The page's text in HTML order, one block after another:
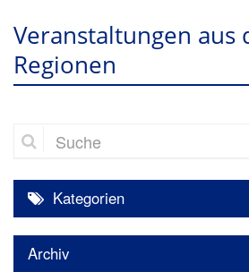
Veranstaltungen aus
Regionen
Suche
Kategorien
Archiv